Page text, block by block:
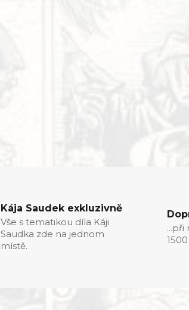
Kája Saudek exkluzivně
Vše s tematikou díla Káji
Saudka zde na jednom
místě.
...při